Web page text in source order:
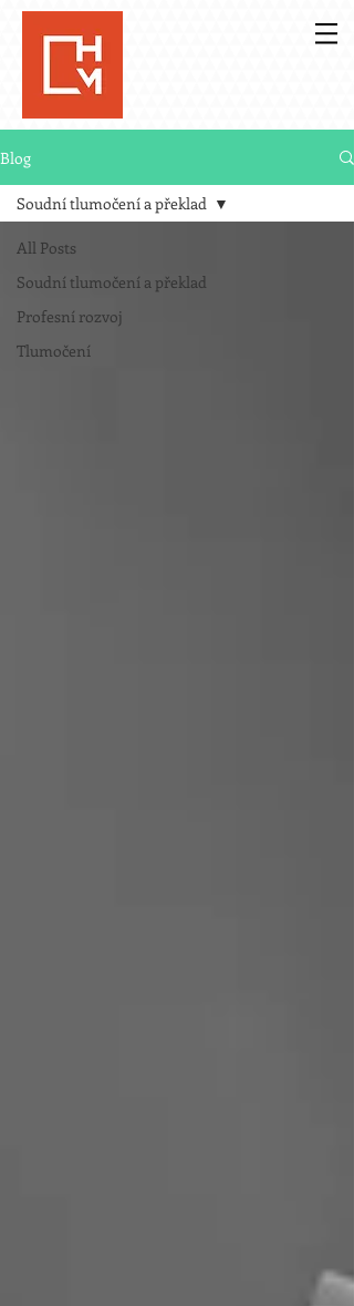
Blog
All Posts
Soudní tlumočení a překlad
Profesní rozvoj
Tlumočení
Soudní tlumočení a překlad